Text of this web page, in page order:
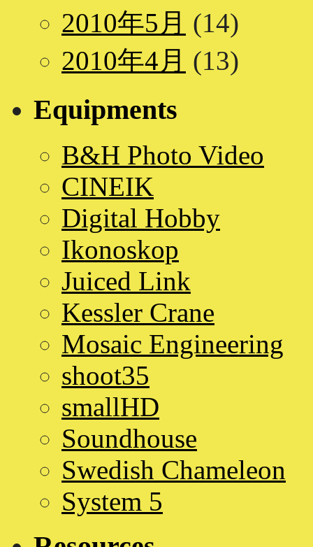
2010年5月 (14)
2010年4月 (13)
Equipments
B&H Photo Video
CINEIK
Digital Hobby
Ikonoskop
Juiced Link
Kessler Crane
Mosaic Engineering
shoot35
smallHD
Soundhouse
Swedish Chameleon
System 5